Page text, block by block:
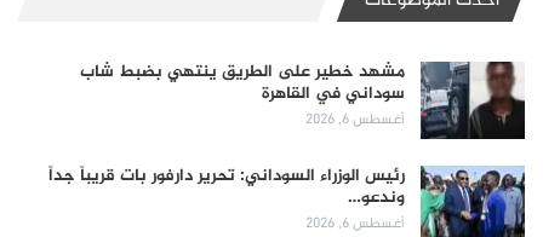
مشهد خطير على الطريق ينتهي بضبط شاب
سوداني في القاهرة
أغسطس 6, 2026
رئيس الوزراء السوداني: تحرير دارفور بات قريباً جداً
وندعو…
أغسطس 6, 2026